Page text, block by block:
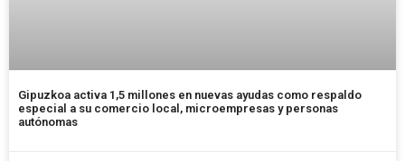
Gipuzkoa activa 1,5 millones en nuevas ayudas como respaldo
especial a su comercio local, microempresas y personas
autónomas